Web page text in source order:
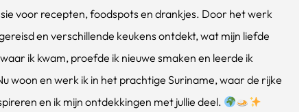
voor recepten, foodspots en drankjes. Door het werk
en verschillende keukens ontdekt, wat mijn liefde
ik kwam, proefde ik nieuwe smaken en leerde ik
woon en werk ik in het prachtige Suriname, waar de rijke
en ik mijn ontdekkingen met jullie deel.